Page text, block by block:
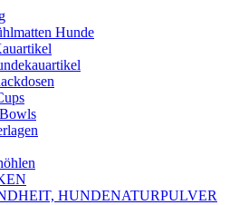
Hunde
HUNDENATURPULVER